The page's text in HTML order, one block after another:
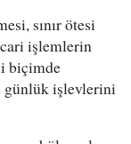
sınır ötesi
işlemlerin
biçimde
günlük işlevlerini